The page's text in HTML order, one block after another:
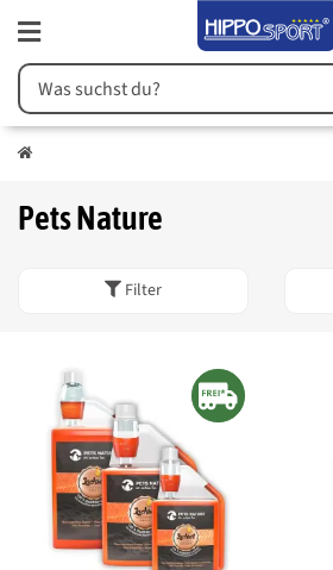
Pets Nature
Filter